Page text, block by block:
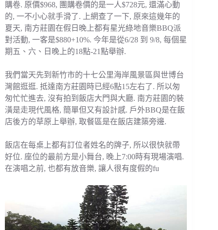
購卷. 原價$968, 團購卷價的是一人$728元, 還滿心動
的, 一不小心就手滑了. 上網查了一下, 原來這幾年的
夏天, 南方莊園在假日晚上都有星光綠地音樂BBQ派
對活動, 一客是$880+10%. 今年是從6/28 到 9/8, 每個星
期五、六、日晚上的18點-21點舉辦.
我們當天先到新竹市的十七公里海岸風景區與世博台
灣館逛逛. 抵達南方莊園時已經6點15左右了. 所以匆
匆忙忙進去, 沒有拍到飯店大門與大廳. 南方莊園的裝
潢是走現代風格, 簡單但又有設計感. 戶外BBQ是在飯
店後方的草原上舉辦, 取餐區是在飯店建築旁邊.
飯店在每桌上都有訂位者姓名的牌子, 所以很快就帶
好位. 座位的最前方是小舞台, 晚上7:00時有現場演唱.
在演唱之前, 也都有放音樂, 讓人很有度假的fu